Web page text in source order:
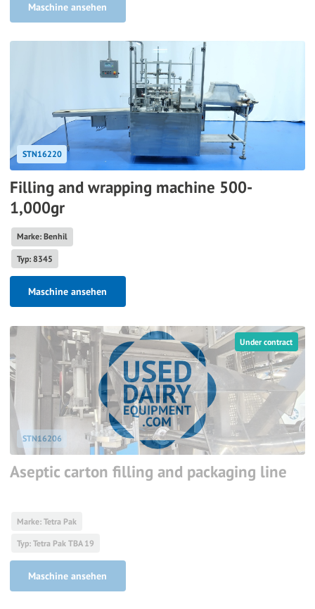
Maschine ansehen
STN16220
Filling and wrapping machine 500-
1,000gr
Marke: Benhil
Typ: 8345
Maschine ansehen
Under contract
STN16206
Aseptic carton filling and packaging line
Marke: Tetra Pak
Typ: Tetra Pak TBA 19
Maschine ansehen